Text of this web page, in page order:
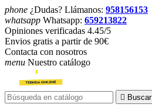
phone ¿Dudas? Llámanos: 958156153
whatsapp Whatsapp: 659213822
Opiniones verificadas 4.45/5
Envios gratis a partir de 90€
Contacta con nosotros
menu Nuestro catálogo
 Buscar